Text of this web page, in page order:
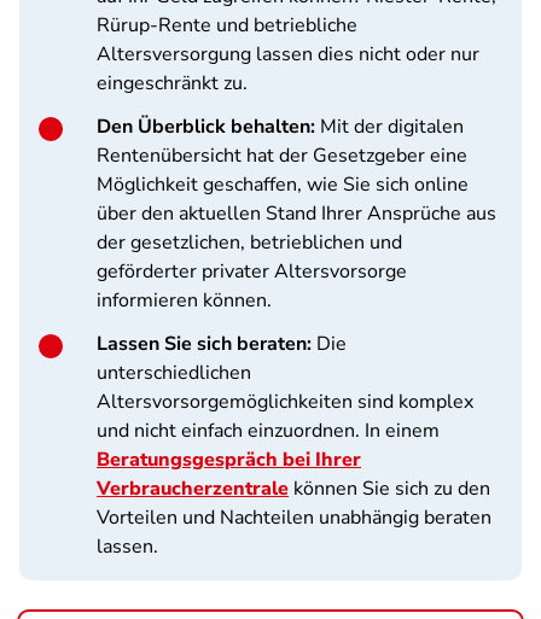
Rürup-Rente und betriebliche
Altersversorgung lassen dies nicht oder nur
eingeschränkt zu.
Den Überblick behalten: Mit der digitalen
Rentenübersicht hat der Gesetzgeber eine
Möglichkeit geschaffen, wie Sie sich online
über den aktuellen Stand Ihrer Ansprüche aus
der gesetzlichen, betrieblichen und
geförderter privater Altersvorsorge
informieren können.
Lassen Sie sich beraten: Die
unterschiedlichen
Altersvorsorgemöglichkeiten sind komplex
und nicht einfach einzuordnen. In einem
Beratungsgespräch bei Ihrer
Verbraucherzentrale können Sie sich zu den
Vorteilen und Nachteilen unabhängig beraten
lassen.